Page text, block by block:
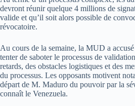
devront réunir quelque 4 millions de
valide et qu’il soit alors possible de
révocatoire.
Au cours de la semaine, la MUD a
tenter de saboter le processus de
retards, des obstacles logistiques et des
du processus. Les opposants motivent
départ de M. Maduro du pouvoir par la
connaît le Venezuela.